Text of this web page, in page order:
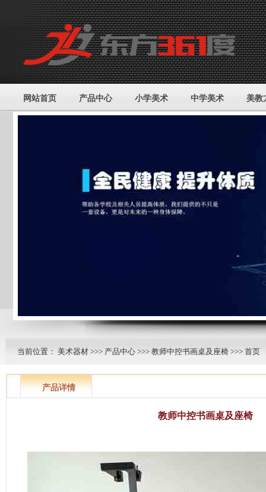
网站首页 产品中心 小学美术 中学美术 美教
当前位置： 美术器材 >>> 产品中心 >>> 教师中控书画桌及座椅 >>> 首页
产品详情
教师中控书画桌及座椅